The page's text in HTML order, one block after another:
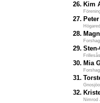
26. Kim
27.
28.
29.
30. Mia
31.
32.
Nimrod